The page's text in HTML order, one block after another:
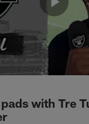
with Tre